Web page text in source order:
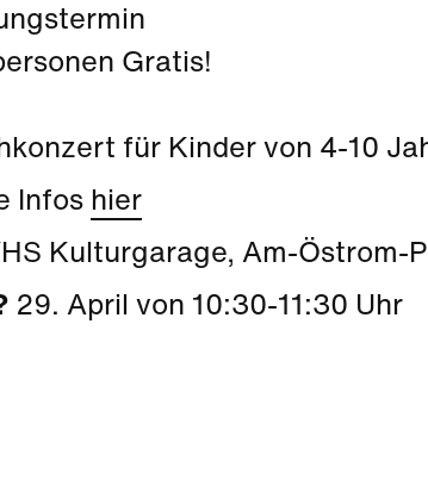
Gratis!
für Kinder von 4-10
Infos hier
Kulturgarage, Am-Östrom-
29. April von 10:30-11:30 Uhr